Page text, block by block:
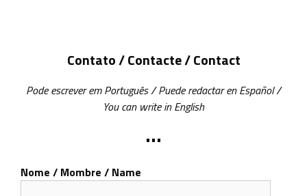
Contato / Contacte / Contact
Pode escrever em Português / Puede redactar en Español /
You can write in English
•••
Nome / Mombre / Name